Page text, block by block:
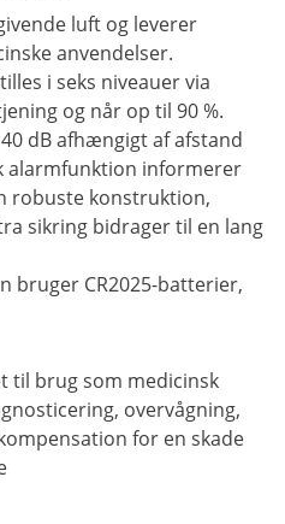
luft og leverer
anvendelser.
i seks niveauer via
og når op til 90 %.
dB afhængigt af afstand
alarmfunktion informerer
robuste konstruktion,
sikring bidrager til en lang
bruger CR2025-batterier,
til brug som medicinsk
overvågning,
for en skade